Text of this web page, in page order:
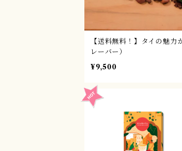
【送料無料！】タイの魅
レーバー）
¥9,500